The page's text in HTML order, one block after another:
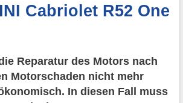
Cabriolet R52 One
Reparatur des Motors nach
Motorschaden nicht mehr
In diesen Fall muss